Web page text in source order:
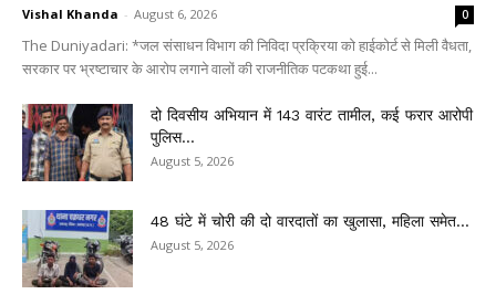
Vishal Khanda - August 6, 2026 0
The Duniyadari: *जल संसाधन विभाग की निविदा प्रक्रिया को हाईकोर्ट से मिली वैधता,
सरकार पर भ्रष्टाचार के आरोप लगाने वालों की राजनीतिक पटकथा हुई...
दो दिवसीय अभियान में 143 वारंट तामील, कई फरार आरोपी
पुलिस...
August 5, 2026
48 घंटे में चोरी की दो वारदातों का खुलासा, महिला समेत...
August 5, 2026